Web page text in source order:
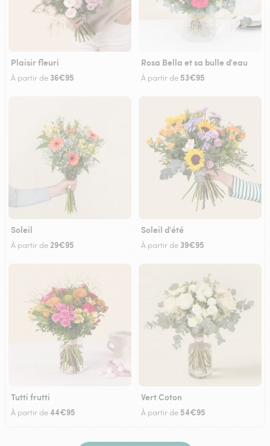
Plaisir fleuri
À partir de 36€95
Rosa Bella et sa bulle d'eau
À partir de 53€95
Soleil
À partir de29€95
Soleil d'été
À partir de 39€95
Tutti frutti
À partir de44€95
Vert Coton
À partir de 54€95